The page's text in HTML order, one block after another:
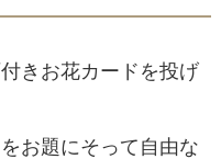
きお花カードを投げ
お題にそって自由な